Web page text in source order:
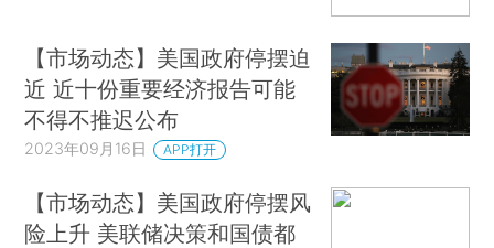
【市场动态】美国政府停摆迫
近 近十份重要经济报告可能
不得不推迟公布
2023年09月16日 APP打开
【市场动态】美国政府停摆风
险上升 美联储决策和国债都